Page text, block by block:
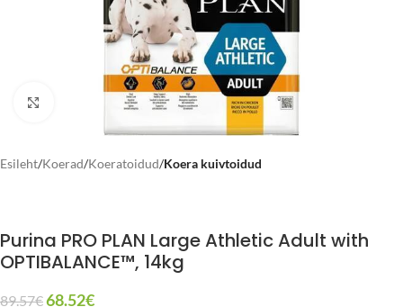
Click to enlarge
Esileht Koerad Koeratoidud Koera kuivtoidud
Purina PRO PLAN Large Athletic Adult with
OPTIBALANCE™, 14kg
89.57€68.52€